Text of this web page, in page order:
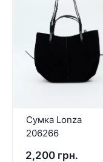
Сумка Lonza
206266
2,200 грн.